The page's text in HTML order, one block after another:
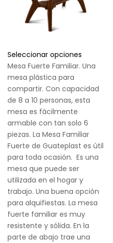
Seleccionar opciones
Mesa Fuerte Familiar. Una
mesa plástica para
compartir. Con capacidad
de 8 a 10 personas, esta
mesa es fácilmente
armable con tan solo 6
piezas. La Mesa Familiar
Fuerte de Guateplast es útil
para toda ocasión. Es una
mesa que puede ser
utilizada en el hogar y
trabajo. Una buena opción
para alquifiestas. La mesa
fuerte familiar es muy
resistente y sólida. En la
parte de abajo trae una